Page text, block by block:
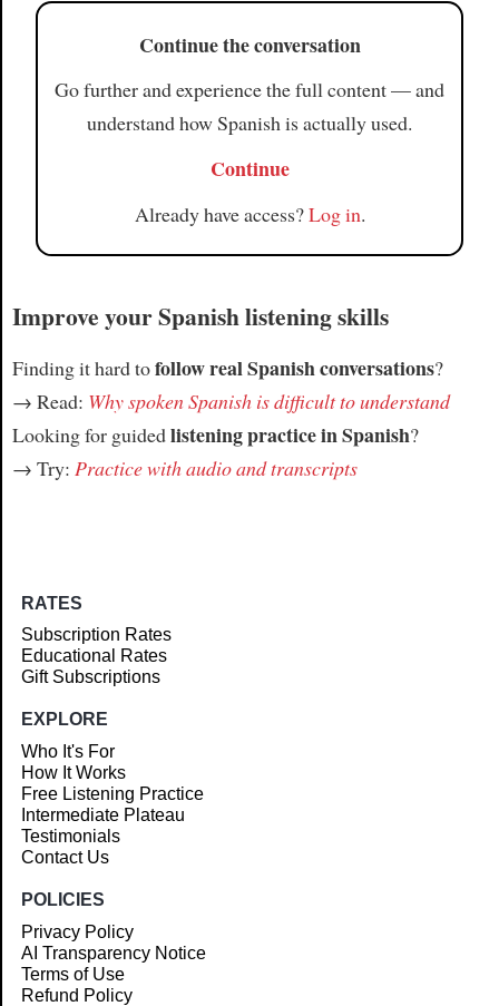
Continue the conversation
Go further and experience the full content — and
understand how Spanish is actually used.
Continue
Already have access?Log in.
Improve your Spanish listening skills
Finding it hard tofollow real Spanish conversations?
→ Read: Why spoken Spanish is difficult to understand
Looking for guidedlistening practice in Spanish?
→ Try: Practice with audio and transcripts
RATES
Subscription Rates
Educational Rates
Gift Subscriptions
EXPLORE
Who It's For
How It Works
Free Listening Practice
Intermediate Plateau
Testimonials
Contact Us
POLICIES
Privacy Policy
AI Transparency Notice
Terms of Use
Refund Policy